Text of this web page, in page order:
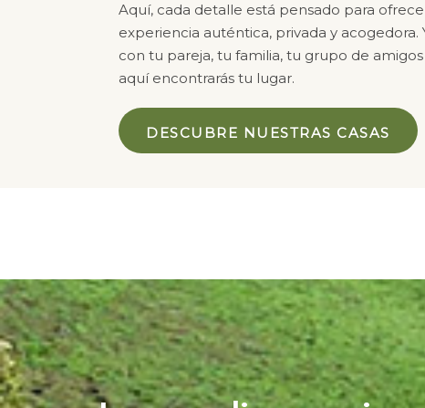
Aquí, cada detalle está pensado para
experiencia auténtica, privada y acogedora.
con tu pareja, tu familia, tu grupo de
aquí encontrarás tu lugar.
DESCUBRE NUESTRAS CASAS